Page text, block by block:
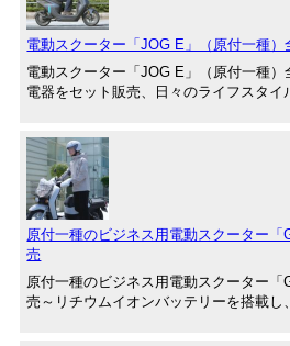
電動スクーター「JOG E」（原付一種）
電動スクーター「JOG E」（原付一種
電器をセット販売、日々のライフスタイ
原付一種のビジネス用電動スクーター
売
原付一種のビジネス用電動スクーター
売～リチウムイオンバッテリーを搭載し